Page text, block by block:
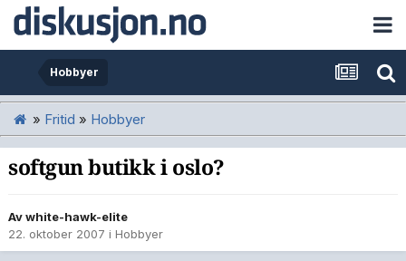
Hobbyer
» Fritid » Hobbyer
softgun butikk i oslo?
Avwhite-hawk-elite
22. oktober 2007 i Hobbyer